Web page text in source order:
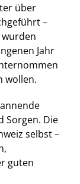
über
–
Jahr
wollen.
Sorgen. Die
selbst –
guten